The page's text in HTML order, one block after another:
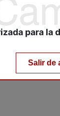
500 mg. 24
para la
Salir de